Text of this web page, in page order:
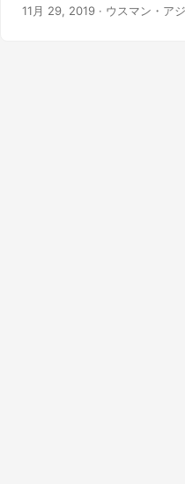
11月 29, 2019 · ウスマン・ア